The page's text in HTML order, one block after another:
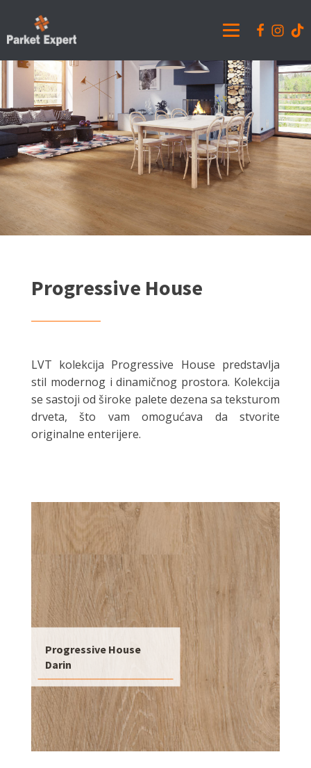
Progressive House
LVT kolekcija Progressive House predstavlja
stil modernog i dinamičnog prostora. Kolekcija
se sastoji od široke palete dezena sa teksturom
drveta, što vam omogućava da stvorite
originalne enterijere.
Progressive House
Darin